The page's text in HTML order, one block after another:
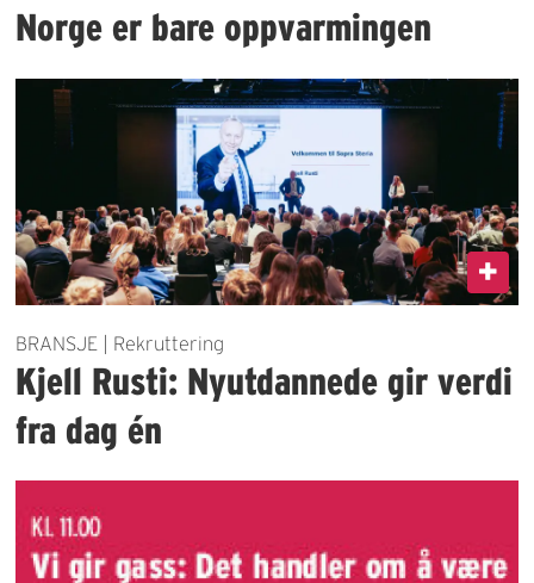
Norge er bare oppvarmingen
BRANSJE | Rekruttering
Kjell Rusti: Nyutdannede gir verdi
fra dag én